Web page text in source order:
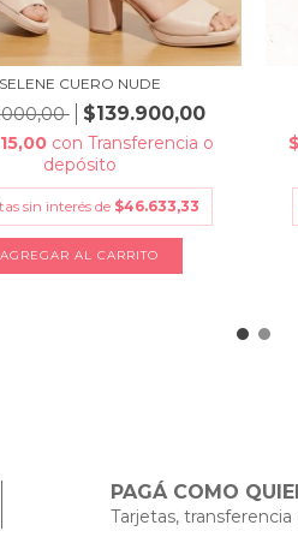
SELENE CUERO NUDE
$139.900,00
con Transferencia o
depósito
sin interés de $46.633,33
AGREGAR AL CARRITO
PAGÁ COMO
Tarjetas,